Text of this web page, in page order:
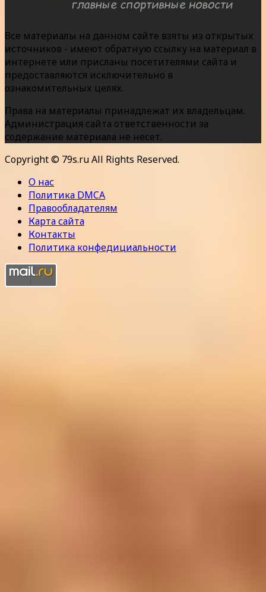
Все материалы на данном сайте взяты из открытых
источников - имеют обратную ссылку на материал в
интернете или присланы посетителями сайта и
предоставляются исключительно в
ознакомительных целях.
Права на материалы принадлежат их владельцам.
Администрация сайта ответственности за
содержание материала не несет.
Copyright © 79s.ru All Rights Reserved.
О нас
Политика DMCA
Правообладателям
Карта сайта
Контакты
Политика конфедициальности